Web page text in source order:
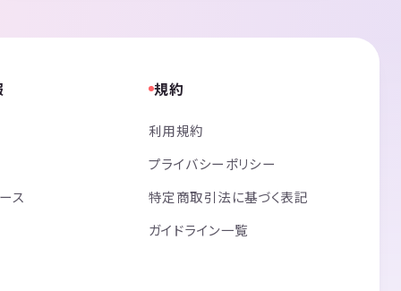
ス
規約
利用規約
プライバシーポリシー
特定商取引法に基づく表記
ガイドライン一覧